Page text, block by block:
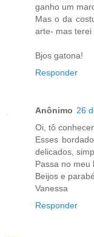
ganho um
Mas o da
arte- mas terei
Bjos gatona!
Responder
Anônimo 26
Oi, tô
Esses
delicados,
Passa no meu
Beijos e
Vanessa
Responder